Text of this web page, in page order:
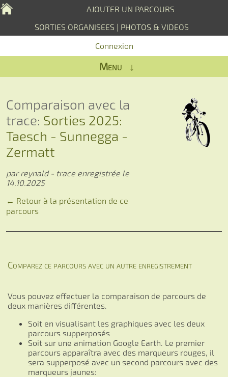
AJOUTER UN PARCOURS
SORTIES ORGANISEES | PHOTOS & VIDEOS
Connexion
Menu ↓
Comparaison avec la
trace: Sorties 2025:
Taesch - Sunnegga -
Zermatt
par reynald - trace enregistrée le
14.10.2025
← Retour à la présentation de ce
parcours
Comparez ce parcours avec un autre enregistrement
Vous pouvez effectuer la comparaison de parcours de
deux manières différentes.
Soit en visualisant les graphiques avec les deux
parcours supperposés
Soit sur une animation Google Earth. Le premier
parcours apparaîtra avec des marqueurs rouges, il
sera supperposé avec un second parcours avec des
marqueurs jaunes: